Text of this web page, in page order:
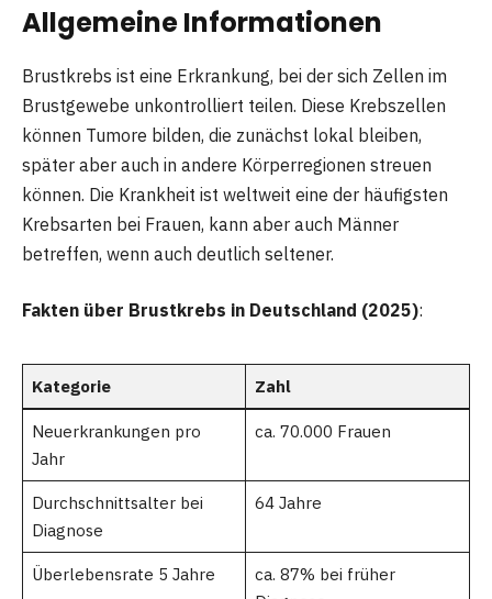
Allgemeine Informationen
Brustkrebs ist eine Erkrankung, bei der sich Zellen im
Brustgewebe unkontrolliert teilen. Diese Krebszellen
können Tumore bilden, die zunächst lokal bleiben,
später aber auch in andere Körperregionen streuen
können. Die Krankheit ist weltweit eine der häufigsten
Krebsarten bei Frauen, kann aber auch Männer
betreffen, wenn auch deutlich seltener.
Fakten über Brustkrebs in Deutschland (2025):
Kategorie Zahl
Neuerkrankungen pro
Jahr
ca. 70.000 Frauen
Durchschnittsalter bei
Diagnose
64 Jahre
Überlebensrate 5 Jahre
ca. 87% bei früher